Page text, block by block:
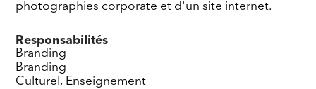
photographies corporate et d'un site internet.
Responsabilités
Branding
Branding
Culturel, Enseignement